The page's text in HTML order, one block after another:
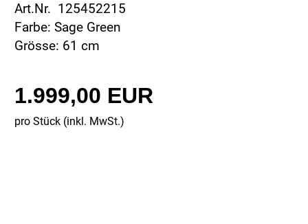
Art.Nr. 125452215
Farbe: Sage Green
Grösse: 61 cm
1.999,00 EUR
pro Stück (inkl. MwSt.)